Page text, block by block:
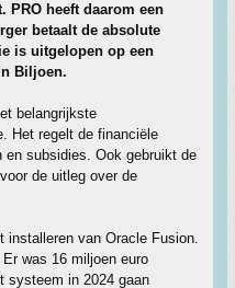
PRO heeft daarom een
betaalt de absolute
is uitgelopen op een
Biljoen.
belangrijkste
Het regelt de financiële
subsidies. Ook gebruikt de
de uitleg over de
installeren van Oracle Fusion.
was 16 miljoen euro
systeem in 2024 gaan